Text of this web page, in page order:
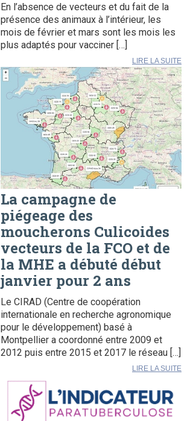
En l’absence de vecteurs et du fait de la
présence des animaux à l’intérieur, les
mois de février et mars sont les mois les
plus adaptés pour vacciner […]
LIRE LA SUITE
La campagne de
piégeage des
moucherons Culicoides
vecteurs de la FCO et de
la MHE a débuté début
janvier pour 2 ans
Le CIRAD (Centre de coopération
internationale en recherche agronomique
pour le développement) basé à
Montpellier a coordonné entre 2009 et
2012 puis entre 2015 et 2017 le réseau […]
LIRE LA SUITE